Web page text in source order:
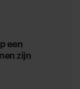
een
zijn